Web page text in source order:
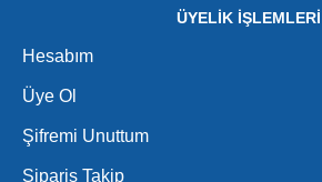
ÜYELİK İŞLEMLERİ
Hesabım
Üye Ol
Şifremi Unuttum
Sipariş Takip